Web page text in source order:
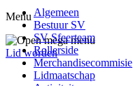
Menu
Lid worden
Algemeen
Bestuur SV
SV Sfeerteam
Rollerside
Merchandisecommisie
Lidmaatschap